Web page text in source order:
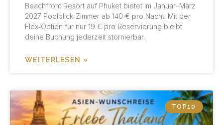
Beachfront Resort auf Phuket bietet im Januar–März
2027 Poolblick‑Zimmer ab 140 € pro Nacht. Mit der
Flex‑Option für nur 19 € pro Reservierung bleibt
deine Buchung jederzeit stornierbar.
WEITERLESEN »
TOP10